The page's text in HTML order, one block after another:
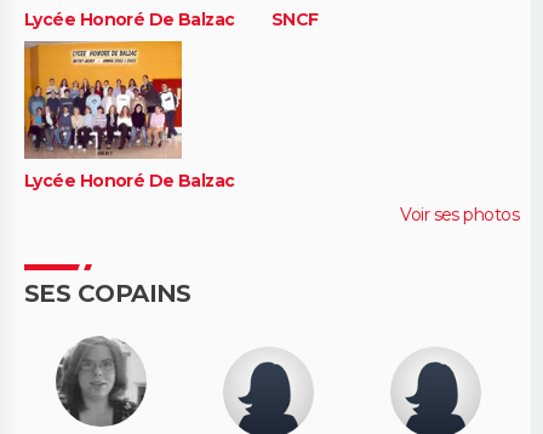
Lycée Honoré De Balzac SNCF
Lycée Honoré De Balzac
Voir ses photos
SES COPAINS